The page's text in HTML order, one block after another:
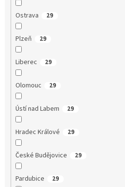
Ostrava 29
Plzeň 29
Liberec 29
Olomouc 29
Ústí nad Labem 29
Hradec Králové 29
České Budějovice 29
Pardubice 29